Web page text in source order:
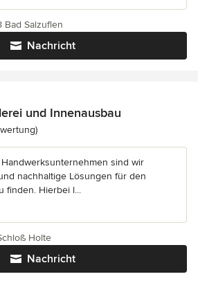
Nachricht
Bad Salzuflen
und Innenausbau
5 von 5 Sternen
sind wir
nachhaltige Lösungen für den
finden. Hierbei l...
Nachricht
Holte